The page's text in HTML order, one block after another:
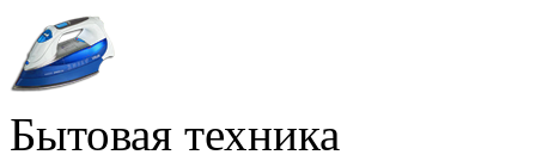
Бытовая техника